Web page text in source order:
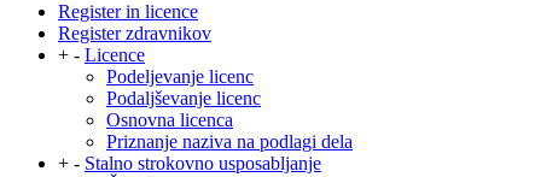
Register in licence
Register zdravnikov
+ - Licence
Podeljevanje licenc
Podaljševanje licenc
Osnovna licenca
Priznanje naziva na podlagi dela
+ - Stalno strokovno usposabljanje